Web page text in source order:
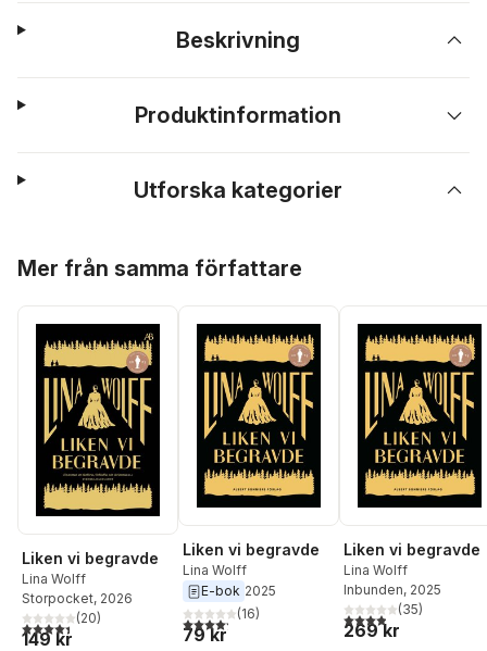
Beskrivning
Produktinformation
Utforska kategorier
Mer från samma författare
Liken vi begravde
Lina Wolff
Storpocket, 2026
4,4utav 5 stjärnor. Totalt antal röster:
(20)
149 kr
Liken vi begravde
Lina Wolff
E-bok 2025
4,2utav 5 stjärnor. Totalt antal röster:
(16)
79 kr
Liken vi begravde
Lina Wolff
Inbunden, 2025
3,9utav 5 stjärnor.
(35)
269 kr